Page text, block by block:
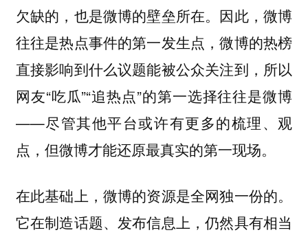
欠缺的，也是微博的壁垒所在。因此，微博
往往是热点事件的第一发生点，微博的热榜
直接影响到什么议题能被公众关注到，所以
网友“吃瓜”“追热点”的第一选择往往是微博
——尽管其他平台或许有更多的梳理、观
点，但微博才能还原最真实的第一现场。
在此基础上，微博的资源是全网独一份的。
它在制造话题、发布信息上，仍然具有相当